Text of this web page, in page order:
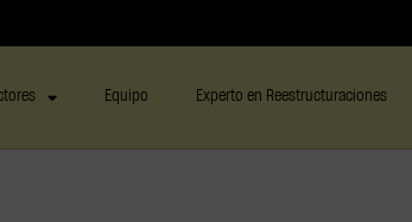
Equipo Experto en Reestructuraciones